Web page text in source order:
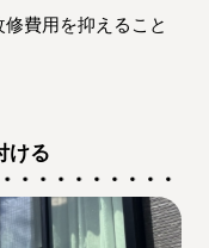
費用を抑えること
ける